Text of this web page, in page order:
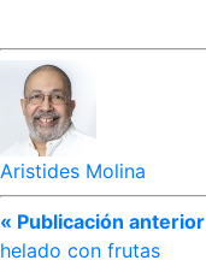
Aristides Molina
« Publicación anterior
helado con frutas